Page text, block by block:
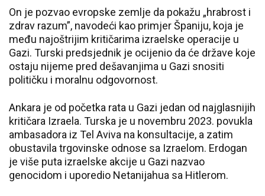
On je pozvao evropske zemlje da pokažu „hrabrost i
zdrav razum”, navodeći kao primjer Španiju, koja je
među najoštrijim kritičarima izraelske operacije u
Gazi. Turski predsjednik je ocijenio da će države koje
ostaju nijeme pred dešavanjima u Gazi snositi
političku i moralnu odgovornost.
Ankara je od početka rata u Gazi jedan od najglasnijih
kritičara Izraela. Turska je u novembru 2023. povukla
ambasadora iz Tel Aviva na konsultacije, a zatim
obustavila trgovinske odnose sa Izraelom. Erdogan
je više puta izraelske akcije u Gazi nazvao
genocidom i uporedio Netanijahua sa Hitlerom.